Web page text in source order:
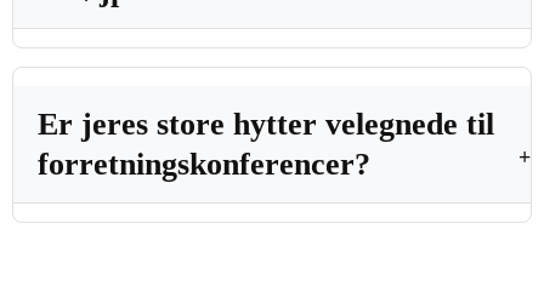
Er jeres store hytter velegnede til
forretningskonferencer?